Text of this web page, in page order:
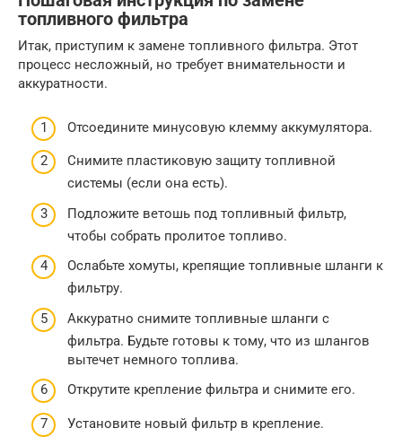
топливного фильтра
Итак, приступим к замене топливного фильтра. Этот
процесс несложный, но требует внимательности и
аккуратности.
Отсоедините минусовую клемму аккумулятора.
Снимите пластиковую защиту топливной
системы (если она есть).
Подложите ветошь под топливный фильтр,
чтобы собрать пролитое топливо.
Ослабьте хомуты, крепящие топливные шланги к
фильтру.
Аккуратно снимите топливные шланги с
фильтра. Будьте готовы к тому, что из шлангов
вытечет немного топлива.
Открутите крепление фильтра и снимите его.
Установите новый фильтр в крепление.